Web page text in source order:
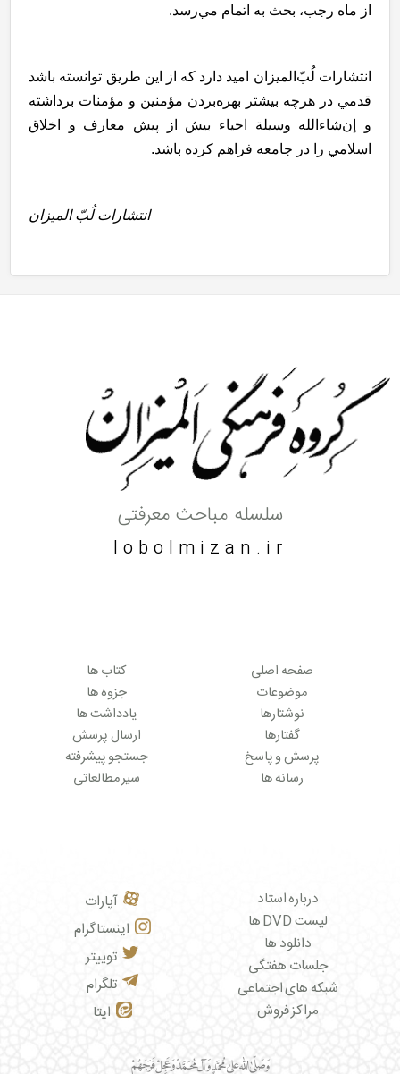
از ماه رجب، بحث به اتمام مي‌رسد.
انتشارات لُبّ‌الميزان اميد دارد كه از اين طريق توانسته باشد
قدمي در هرچه بيشتر بهره‌بردن مؤمنين و مؤمنات برداشته
و إن‌شاء‌الله وسيلة احياء بيش از پيش معارف و اخلاق
اسلامي را در جامعه فراهم كرده باشد.
انتشارات لُبّ الميزان
سلسله مباحث معرفتی
lobolmizan.ir
صفحه اصلی
موضوعات
نوشتارها
گفتارها
پرسش و پاسخ
رسانه ها
کتاب ها
جزوه ها
یادداشت ها
ارسال پرسش
جستجو پیشرفته
سیر مطالعاتی
درباره استاد
لیست DVD ها
دانلود ها
جلسات هفتگی
شبکه های اجتماعی
مراکز فروش
آپارات
اینستاگرام
توییتر
تلگرام
ایتا